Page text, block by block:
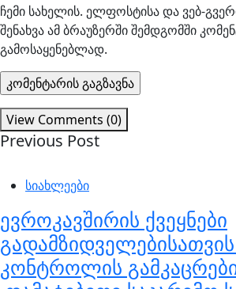
ჩემი სახელის. ელფოსტისა და ვებ-
შენახვა ამ ბრაუზერში შემდგომში
გამოსაყენებლად.
View Comments (0)
Previous Post
სიახლეები
ევროკავშირის ქვეყნები
კონტროლის